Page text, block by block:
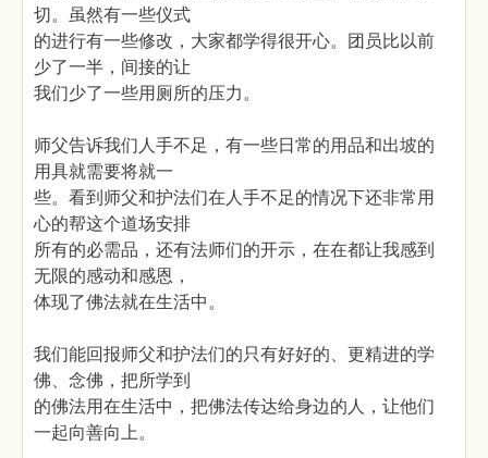
切。虽然有一些仪式
的进行有一些修改，大家都学得很开心。团员比以前
少了一半，间接的让
我们少了一些用厕所的压力。
师父告诉我们人手不足，有一些日常的用品和出坡的
用具就需要将就一
些。看到师父和护法们在人手不足的情况下还非常用
心的帮这个道场安排
所有的必需品，还有法师们的开示，在在都让我感到
无限的感动和感恩，
体现了佛法就在生活中。
我们能回报师父和护法们的只有好好的、更精进的学
佛、念佛，把所学到
的佛法用在生活中，把佛法传达给身边的人，让他们
一起向善向上。